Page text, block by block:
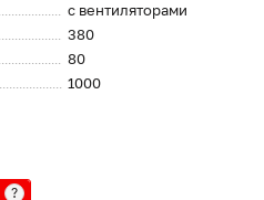
с вентиляторами
380
80
1000
?